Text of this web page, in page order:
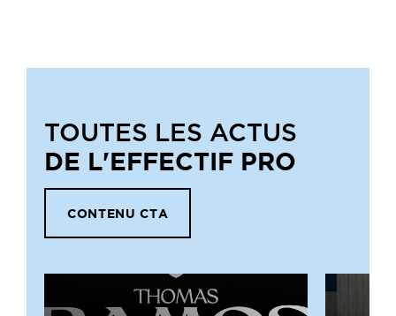
TOUTES LES ACTUS
DE L'EFFECTIF PRO
CONTENU CTA